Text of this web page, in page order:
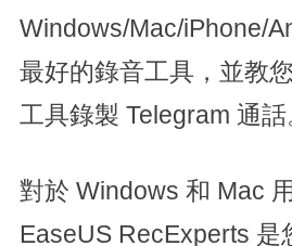
Windows/Mac/iPhone/
最好的錄音工具，並教
工具錄製 Telegram 通話
對於 Windows 和 Mac
EaseUS RecExperts 是